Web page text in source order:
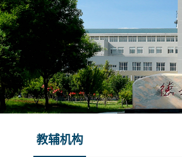
教辅机构